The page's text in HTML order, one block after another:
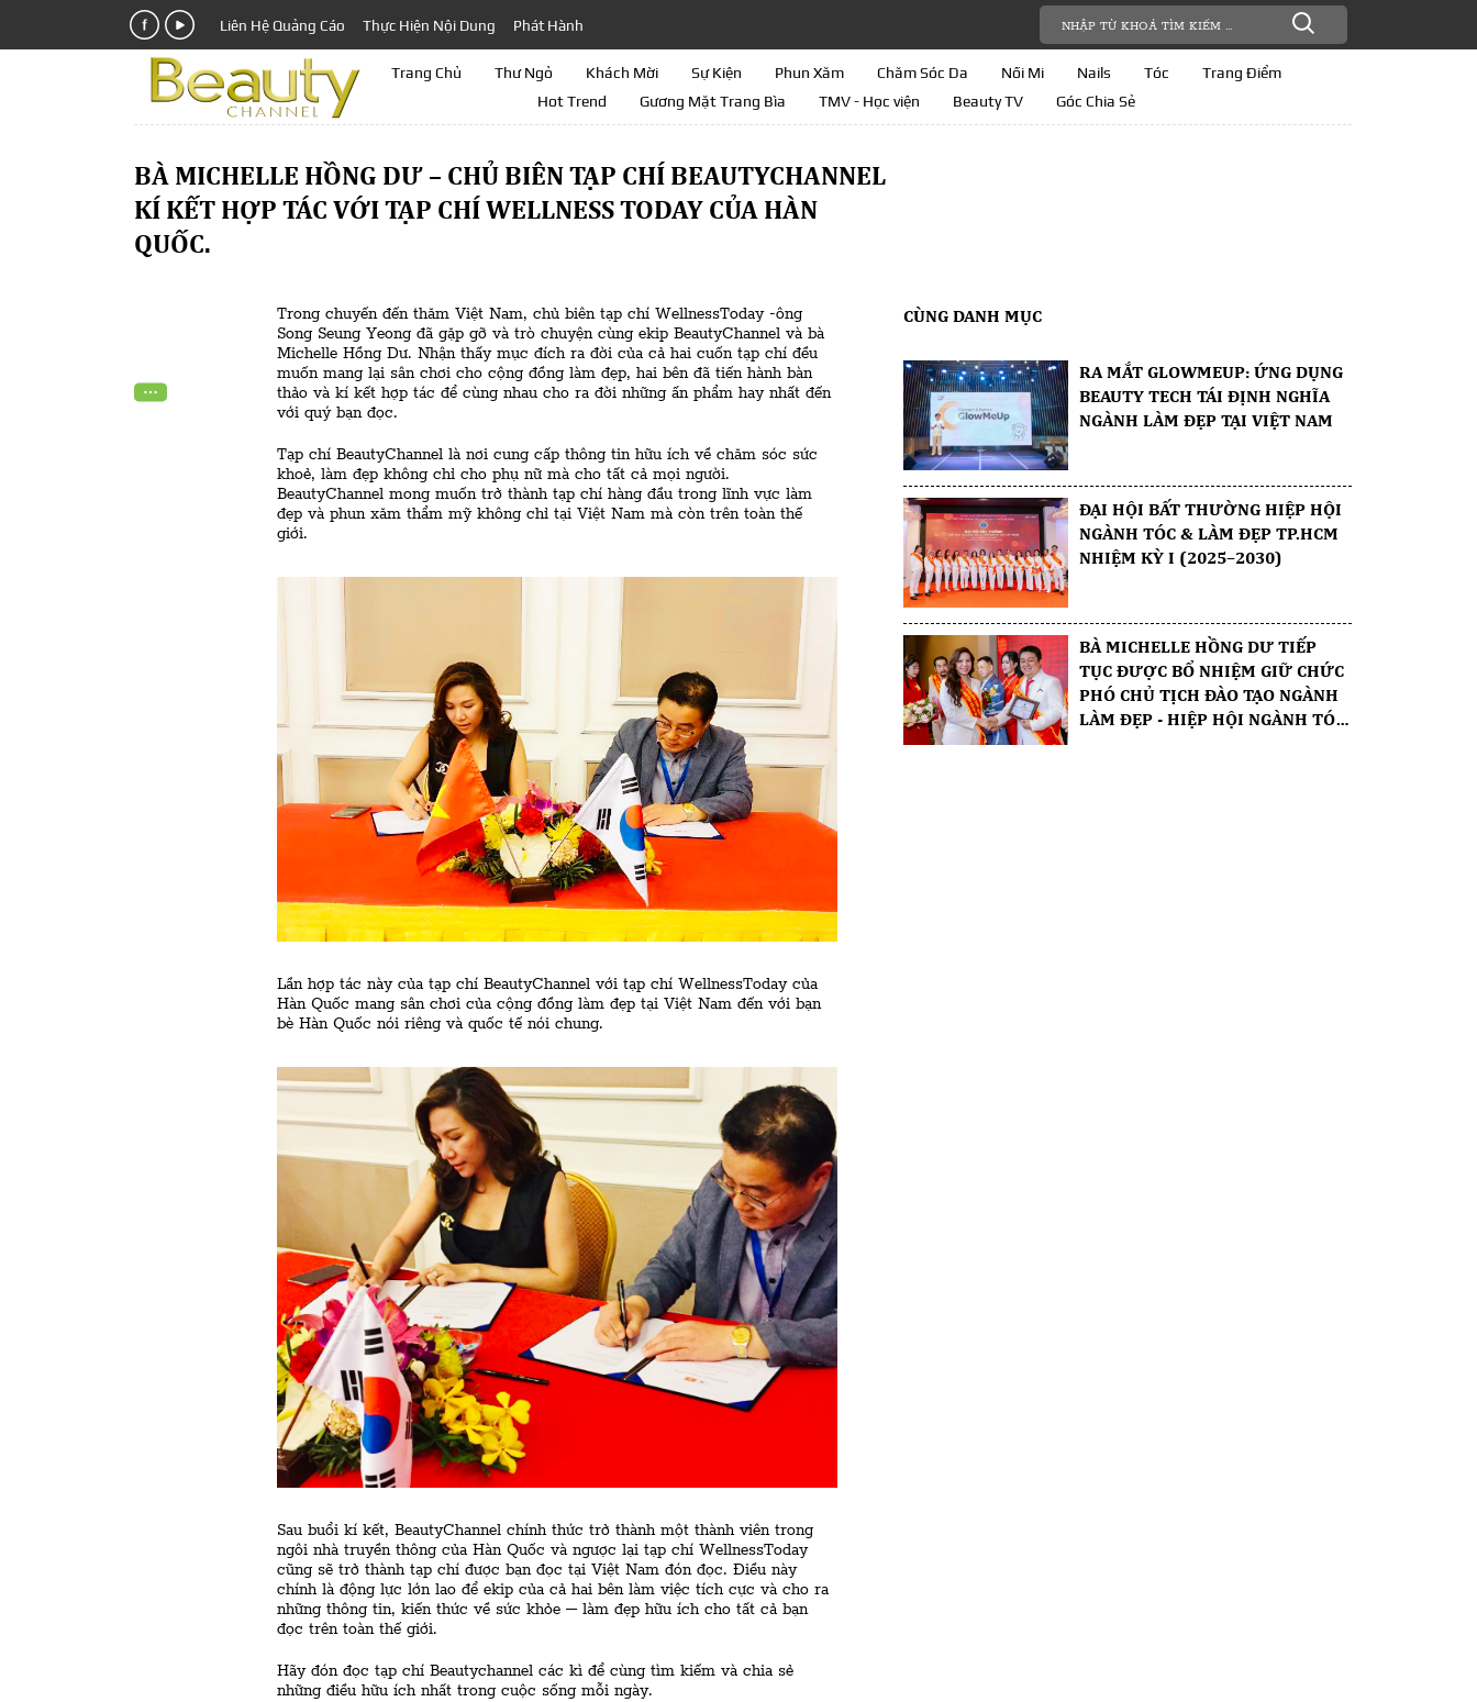
Liên Hệ Quảng Cáo Thực Hiện Nội Dung Phát Hành
Trang Chủ Thư Ngỏ Khách Mời Sự Kiện Phun Xăm Chăm Sóc Da Nối Mi Nails Tóc
Trang Điểm
Hot Trend
Gương Mặt Trang Bìa TMV - Học viện Beauty TV Góc Chia Sẻ
BÀ MICHELLE HỒNG DƯ – CHỦ BIÊN TẠP CHÍ BEAUTYCHANNEL
KÍ KẾT HỢP TÁC VỚI TẠP CHÍ WELLNESS TODAY CỦA HÀN
QUỐC.
Trong chuyến đến thăm Việt Nam, chủ biên tạp chí WellnessToday -ông
Song Seung Yeong đã gặp gỡ và trò chuyện cùng ekip BeautyChannel và bà
Michelle Hồng Dư. Nhận thấy mục đích ra đời của cả hai cuốn tạp chí đều
muốn mang lại sân chơi cho cộng đồng làm đẹp, hai bên đã tiến hành bàn
thảo và kí kết hợp tác để cùng nhau cho ra đời những ấn phẩm hay nhất đến
với quý bạn đọc.
Tạp chí BeautyChannel là nơi cung cấp thông tin hữu ích về chăm sóc sức
khoẻ, làm đẹp không chỉ cho phụ nữ mà cho tất cả mọi người.
BeautyChannel mong muốn trở thành tạp chí hàng đầu trong lĩnh vực làm
đẹp và phun xăm thẩm mỹ không chỉ tại Việt Nam mà còn trên toàn thế
giới.
Lần hợp tác này của tạp chí BeautyChannel với tạp chí WellnessToday của
Hàn Quốc mang sân chơi của cộng đồng làm đẹp tại Việt Nam đến với bạn
bè Hàn Quốc nói riêng và quốc tế nói chung.
Sau buổi kí kết, BeautyChannel chính thức trở thành một thành viên trong
ngôi nhà truyền thông của Hàn Quốc và ngược lại tạp chí WellnessToday
cũng sẽ trở thành tạp chí được bạn đọc tại Việt Nam đón đọc. Điều này
chính là động lực lớn lao để ekip của cả hai bên làm việc tích cực và cho ra
những thông tin, kiến thức về sức khỏe – làm đẹp hữu ích cho tất cả bạn
đọc trên toàn thế giới.
Hãy đón đọc tạp chí Beautychannel các kì để cùng tìm kiếm và chia sẻ
những điều hữu ích nhất trong cuộc sống mỗi ngày.
CÙNG DANH MỤC
RA MẮT GLOWMEUP: ỨNG DỤNG
BEAUTY TECH TÁI ĐỊNH NGHĨA
NGÀNH LÀM ĐẸP TẠI VIỆT NAM
ĐẠI HỘI BẤT THƯỜNG HIỆP HỘI
NGÀNH TÓC & LÀM ĐẸP TP.HCM
NHIỆM KỲ I (2025–2030)
BÀ MICHELLE HỒNG DƯ TIẾP
TỤC ĐƯỢC BỔ NHIỆM GIỮ CHỨC
PHÓ CHỦ TỊCH ĐÀO TẠO NGÀNH
LÀM ĐẸP - HIỆP HỘI NGÀNH TÓC